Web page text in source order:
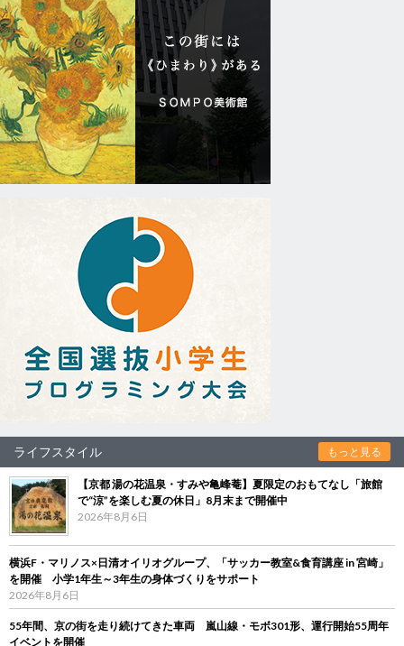
ライフスタイル もっと見る
【京都 湯の花温泉・すみや亀峰菴】夏限定のおもてなし「旅館
で“涼”を楽しむ夏の休日」8月末まで開催中
2026年8月6日
横浜F・マリノス×日清オイリオグループ、「サッカー教室&食育講座 in 宮崎」
を開催 小学1年生～3年生の身体づくりをサポート
2026年8月6日
55年間、京の街を走り続けてきた車両 嵐山線・モボ301形、運行開始55周年
イベントを開催